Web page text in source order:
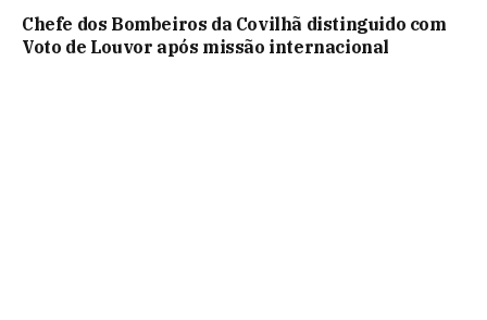
Chefe dos Bombeiros da Covilhã distinguido com
Voto de Louvor após missão internacional